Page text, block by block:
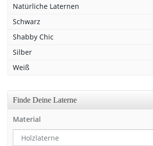
Natürliche Laternen
Schwarz
Shabby Chic
Silber
Weiß
Finde Deine Laterne
Material